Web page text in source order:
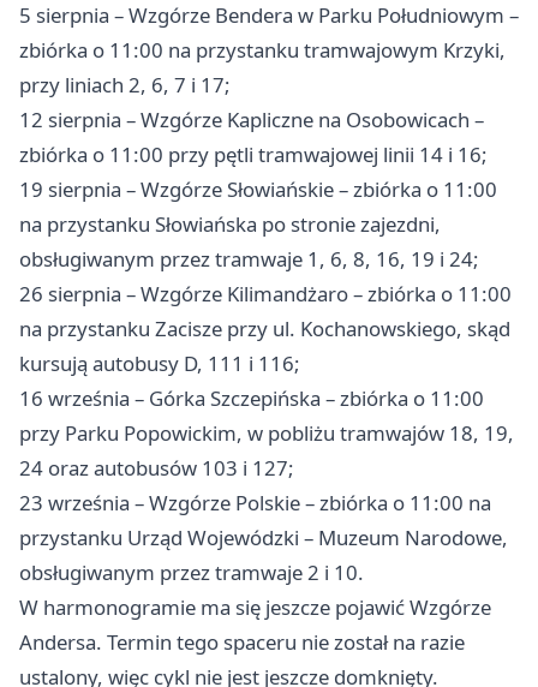
5 sierpnia – Wzgórze Bendera w Parku Południowym –
zbiórka o 11:00 na przystanku tramwajowym Krzyki,
przy liniach 2, 6, 7 i 17;
12 sierpnia – Wzgórze Kapliczne na Osobowicach –
zbiórka o 11:00 przy pętli tramwajowej linii 14 i 16;
19 sierpnia – Wzgórze Słowiańskie – zbiórka o 11:00
na przystanku Słowiańska po stronie zajezdni,
obsługiwanym przez tramwaje 1, 6, 8, 16, 19 i 24;
26 sierpnia – Wzgórze Kilimandżaro – zbiórka o 11:00
na przystanku Zacisze przy ul. Kochanowskiego, skąd
kursują autobusy D, 111 i 116;
16 września – Górka Szczepińska – zbiórka o 11:00
przy Parku Popowickim, w pobliżu tramwajów 18, 19,
24 oraz autobusów 103 i 127;
23 września – Wzgórze Polskie – zbiórka o 11:00 na
przystanku Urząd Wojewódzki – Muzeum Narodowe,
obsługiwanym przez tramwaje 2 i 10.
W harmonogramie ma się jeszcze pojawić Wzgórze
Andersa. Termin tego spaceru nie został na razie
ustalony, więc cykl nie jest jeszcze domknięty.